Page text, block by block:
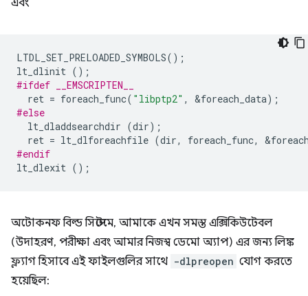
এবং
LTDL_SET_PRELOADED_SYMBOLS();
lt_dlinit ();
#ifdef __EMSCRIPTEN__
ret = foreach_func( "libptp2" , &foreach_data);
#else
lt_dladdsearchdir (dir);
ret = lt_dlforeachfile (dir, foreach_func, &
#endif
lt_dlexit ();
অটোকনফ বিল্ড সিস্টেমে, আমাকে এখন সমস্ত এক্সিকিউটেবল
(উদাহরণ, পরীক্ষা এবং আমার নিজস্ব ডেমো অ্যাপ) এর জন্য লিঙ্ক
ফ্ল্যাগ হিসাবে এই ফাইলগুলির সাথে -dlpreopen যোগ করতে
হয়েছিল: